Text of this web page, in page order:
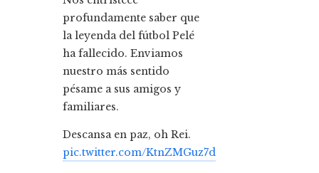
profundamente saber que
la leyenda del fútbol Pelé
ha fallecido. Enviamos
nuestro más sentido
pésame a sus amigos y
familiares.
Descansa en paz, oh Rei.
pic.twitter.com/KtnZMGuz7d